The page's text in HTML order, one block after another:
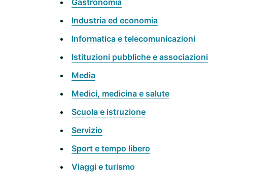
Gastronomia
Industria ed economia
Informatica e telecomunicazioni
Istituzioni pubbliche e associazioni
Media
Medici, medicina e salute
Scuola e istruzione
Servizio
Sport e tempo libero
Viaggi e turismo